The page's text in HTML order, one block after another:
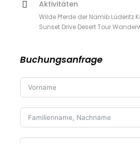
Aktivitäten
Wilde Pferde der Namib Lüderitz
Sunset Drive Desert Tour
Buchungsanfrage